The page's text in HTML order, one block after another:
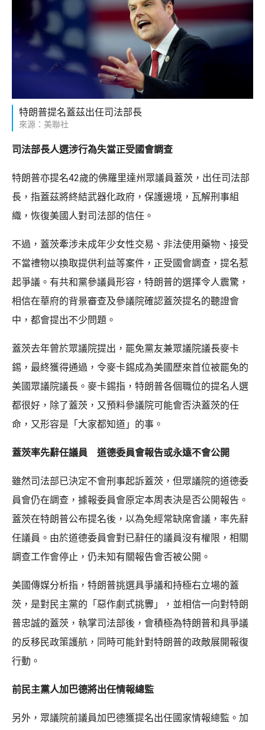
特朗普提名蓋茲出任司法部長
來源：美聯社
司法部長人選涉行為失當正受國會調查
特朗普亦提名42歲的佛羅里達州眾議員蓋茨，出任司法部
長，指蓋茲將終結武器化政府，保護邊境，瓦解刑事組
織，恢復美國人對司法部的信任。
不過，蓋茨牽涉未成年少女性交易、非法使用藥物、接受
不當禮物以換取提供利益等案件，正受國會調查，提名惹
起爭議。有共和黨參議員形容，特朗普的選擇令人震驚，
相信在華府的背景審查及參議院確認蓋茨提名的聽證會
中，都會提出不少問題。
蓋茨去年曾於眾議院提出，罷免黨友兼眾議院議長麥卡
錫，最終獲得通過，令麥卡錫成為美國歷來首位被罷免的
美國眾議院議長。麥卡錫指，特朗普各個職位的提名人選
都很好，除了蓋茨，又預料參議院可能會否決蓋茨的任
命，又形容是「大家都知道」的事。
蓋茨率先辭任議員 道德委員會報告或永遠不會公開
雖然司法部已決定不會刑事起訴蓋茨，但眾議院的道德委
員會仍在調查，據報委員會原定本周表決是否公開報告。
蓋茨在特朗普公布提名後，以為免經常缺席會議，率先辭
任議員。由於道德委員會對已辭任的議員沒有權限，相關
調查工作會停止，仍未知有關報告會否被公開。
美國傳媒分析指，特朗普挑選具爭議和持極右立場的蓋
茨，是對民主黨的「惡作劇式挑釁」，並相信一向對特朗
普忠誠的蓋茨，執掌司法部後，會積極為特朗普和具爭議
的反移民政策護航，同時可能針對特朗普的政敵展開報復
行動。
前民主黨人加巴德將出任情報總監
另外，眾議院前議員加巴德獲提名出任國家情報總監。加